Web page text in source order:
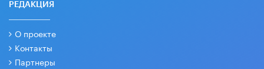
РЕДАКЦИЯ
О проекте
Контакты
Партнеры